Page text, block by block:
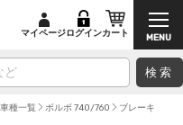
検索
マイページログインカート
種一覧 ボルボ 740/760 ブレーキ